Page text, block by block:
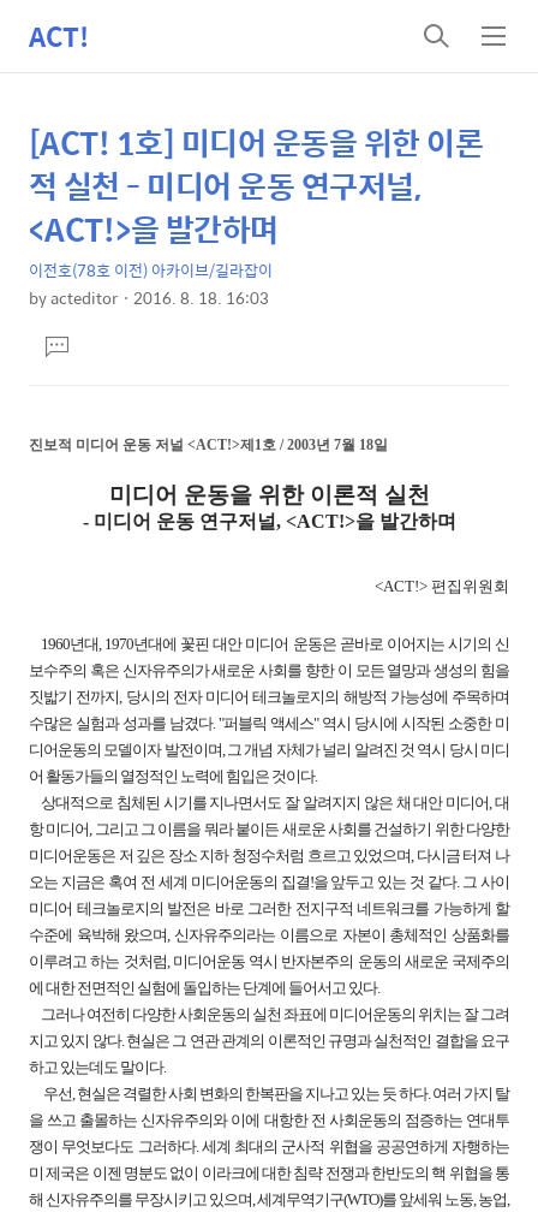
ACT!
검
색
메
뉴
상
세
텐
츠
본
문
제
목
[ACT! 1호] 미디어 운동을 위한 이론
적 실천 - 미디어 운동 연구저널,
<ACT!>을 발간하며
이전호(78호 이전) 아카이브/길라잡이
byacteditor 2016. 8. 18. 16:03
문댓
글
진보적 미디어 운동 저널 <ACT!>제1호 / 2003년 7월 18일
미디어 운동을 위한 이론적 실천
- 미디어 운동 연구저널, <ACT!>을 발간하며
<ACT!> 편집위원회
1960년대, 1970년대에 꽃핀 대안 미디어 운동은 곧바로 이어지는 시기의 신
보수주의 혹은 신자유주의가 새로운 사회를 향한 이 모든 열망과 생성의 힘을
짓밟기 전까지, 당시의 전자 미디어 테크놀로지의 해방적 가능성에 주목하며
수많은 실험과 성과를 남겼다. "퍼블릭 액세스" 역시 당시에 시작된 소중한 미
디어운동의 모델이자 발전이며, 그 개념 자체가 널리 알려진 것 역시 당시 미디
어 활동가들의 열정적인 노력에 힘입은 것이다.
상대적으로 침체된 시기를 지나면서도 잘 알려지지 않은 채 대안 미디어, 대
항 미디어, 그리고 그 이름을 뭐라 붙이든 새로운 사회를 건설하기 위한 다양한
미디어운동은 저 깊은 장소 지하 청정수처럼 흐르고 있었으며, 다시금 터져 나
오는 지금은 혹여 전 세계 미디어운동의 집결!을 앞두고 있는 것 같다. 그 사이
미디어 테크놀로지의 발전은 바로 그러한 전지구적 네트워크를 가능하게 할
수준에 육박해 왔으며, 신자유주의라는 이름으로 자본이 총체적인 상품화를
이루려고 하는 것처럼, 미디어운동 역시 반자본주의 운동의 새로운 국제주의
에 대한 전면적인 실험에 돌입하는 단계에 들어서고 있다.
그러나 여전히 다양한 사회운동의 실천 좌표에 미디어운동의 위치는 잘 그려
지고 있지 않다. 현실은 그 연관 관계의 이론적인 규명과 실천적인 결합을 요구
하고 있는데도 말이다.
우선, 현실은 격렬한 사회 변화의 한복판을 지나고 있는 듯 하다. 여러 가지 탈
을 쓰고 출몰하는 신자유주의와 이에 대항한 전 사회운동의 점증하는 연대투
쟁이 무엇보다도 그러하다. 세계 최대의 군사적 위협을 공공연하게 자행하는
미 제국은 이젠 명분도 없이 이라크에 대한 침략 전쟁과 한반도의 핵 위협을 통
해 신자유주의를 무장시키고 있으며, 세계무역기구(WTO)를 앞세워 노동, 농업,